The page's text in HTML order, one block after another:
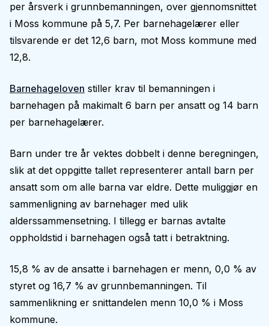
per årsverk i grunnbemanningen, over gjennomsnittet
i Moss kommune på 5,7. Per barnehagelærer eller
tilsvarende er det 12,6 barn, mot Moss kommune med
12,8.
Barnehageloven stiller krav til bemanningen i
barnehagen på makimalt 6 barn per ansatt og 14 barn
per barnehagelærer.
Barn under tre år vektes dobbelt i denne beregningen,
slik at det oppgitte tallet representerer antall barn per
ansatt som om alle barna var eldre. Dette muliggjør en
sammenligning av barnehager med ulik
alderssammensetning. I tillegg er barnas avtalte
oppholdstid i barnehagen også tatt i betraktning.
15,8 % av de ansatte i barnehagen er menn, 0,0 % av
styret og 16,7 % av grunnbemanningen. Til
sammenlikning er snittandelen menn 10,0 % i Moss
kommune.